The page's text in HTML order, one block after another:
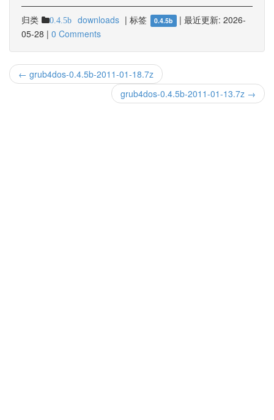
归类 0.4.5b downloads | 标签 0.4.5b | 最近更新: 2026-
05-28 | 0 Comments
← grub4dos-0.4.5b-2011-01-18.7z
grub4dos-0.4.5b-2011-01-13.7z →